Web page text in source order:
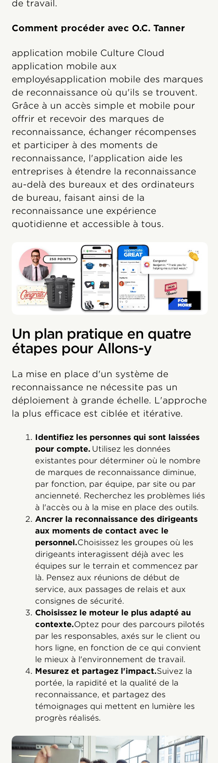
de travail.
Comment procéder avec O.C. Tanner
application mobile Culture Cloud
application mobile aux
employésapplication mobile des marques
de reconnaissance où qu'ils se trouvent.
Grâce à un accès simple et mobile pour
offrir et recevoir des marques de
reconnaissance, échanger récompenses
et participer à des moments de
reconnaissance, l'application aide les
entreprises à étendre la reconnaissance
au-delà des bureaux et des ordinateurs
de bureau, faisant ainsi de la
reconnaissance une expérience
quotidienne et accessible à tous.
Un plan pratique en quatre
étapes pour Allons-y
La mise en place d'un système de
reconnaissance ne nécessite pas un
déploiement à grande échelle. L'approche
la plus efficace est ciblée et itérative.
Identifiez les personnes qui sont laissées
pour compte. Utilisez les données
existantes pour déterminer où le nombre
de marques de reconnaissance diminue,
par fonction, par équipe, par site ou par
ancienneté. Recherchez les problèmes liés
à l'accès ou à la mise en place des outils.
Ancrer la reconnaissance des dirigeants
aux moments de contact avec le
personnel.Choisissez les groupes où les
dirigeants interagissent déjà avec les
équipes sur le terrain et commencez par
là. Pensez aux réunions de début de
service, aux passages de relais et aux
consignes de sécurité.
Choisissez le moteur le plus adapté au
contexte.Optez pour des parcours pilotés
par les responsables, axés sur le client ou
hors ligne, en fonction de ce qui convient
le mieux à l'environnement de travail.
Mesurez et partagez l'impact.Suivez la
portée, la rapidité et la qualité de la
reconnaissance, et partagez des
témoignages qui mettent en lumière les
progrès réalisés.